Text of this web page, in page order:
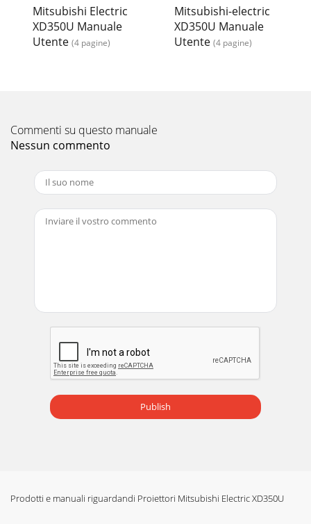
Mitsubishi Electric
XD350U Manuale
Utente (4 pagine)
Mitsubishi-electric
XD350U Manuale
Utente (4 pagine)
Commenti su questo manuale
Nessun commento
Publish
Prodotti e manuali riguardandi Proiettori Mitsubishi Electric XD350U